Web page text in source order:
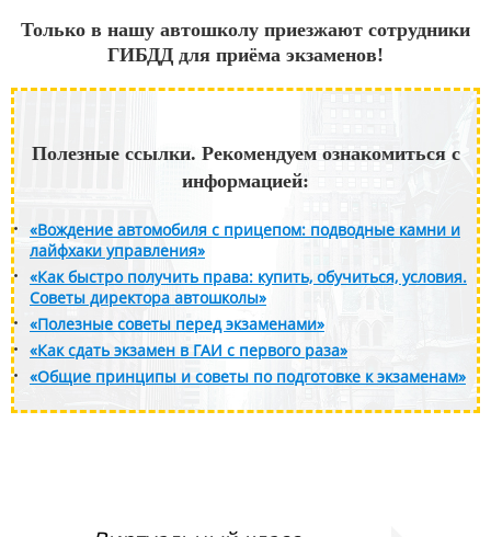
Только в нашу автошколу приезжают сотрудники
ГИБДД для приёма экзаменов!
Полезные ссылки. Рекомендуем ознакомиться с
информацией:
«Вождение автомобиля с прицепом: подводные камни и
лайфхаки управления»
«Как быстро получить права: купить, обучиться, условия.
Советы директора автошколы»
«Полезные советы перед экзаменами»
«Как сдать экзамен в ГАИ с первого раза»
«Общие принципы и советы по подготовке к экзаменам»